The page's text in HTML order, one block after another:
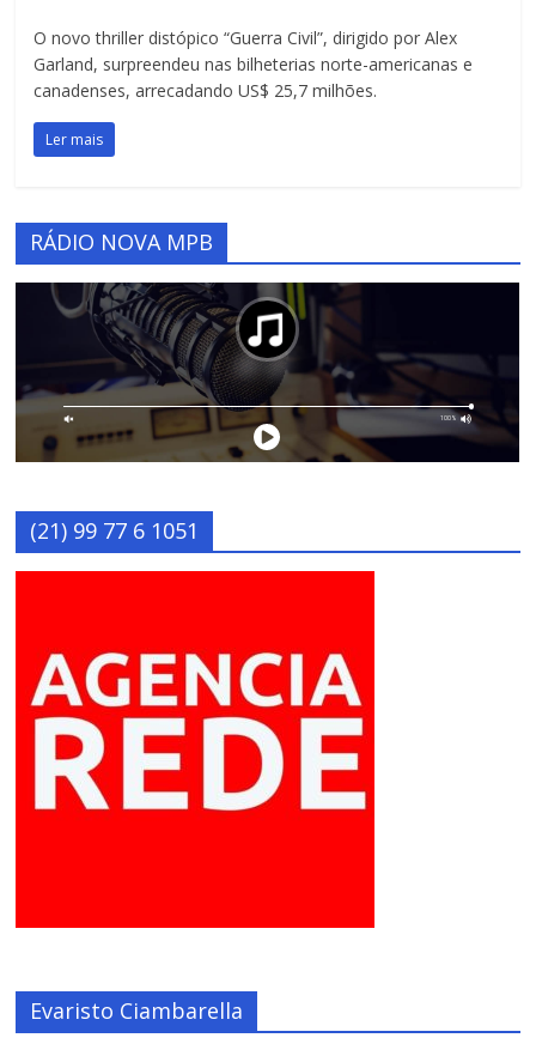
O novo thriller distópico “Guerra Civil”, dirigido por Alex
Garland, surpreendeu nas bilheterias norte-americanas e
canadenses, arrecadando US$ 25,7 milhões.
Ler mais
RÁDIO NOVA MPB
(21) 99 77 6 1051
Evaristo Ciambarella